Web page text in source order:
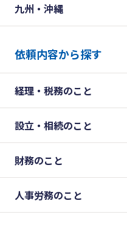
九州・沖縄
依頼内容から探す
経理・税務のこと
設立・相続のこと
財務のこと
人事労務のこと